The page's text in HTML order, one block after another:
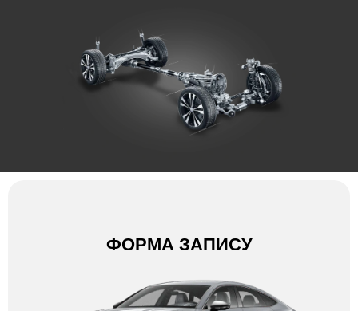
ФОРМА ЗАПИСУ